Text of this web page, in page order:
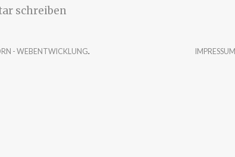
abschaffen
schreiben
IMPRESSUM
- WEBENTWICKLUNG.